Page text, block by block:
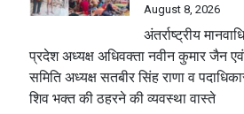
August 8, 2026
अंतर्राष्ट्रीय
प्रदेश अध्यक्ष अधिवक्ता नवीन कुमार जैन
समिति अध्यक्ष सतबीर सिंह राणा व
शिव भक्त की ठहरने की व्यवस्था वास्ते